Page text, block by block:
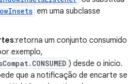
em uma subclasse
:retorna um conjunto consumido
exemplo,
) desde o início.
que a notificação de encarte se